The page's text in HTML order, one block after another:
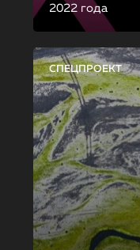
2022 года
СПЕЦПРОЕКТ